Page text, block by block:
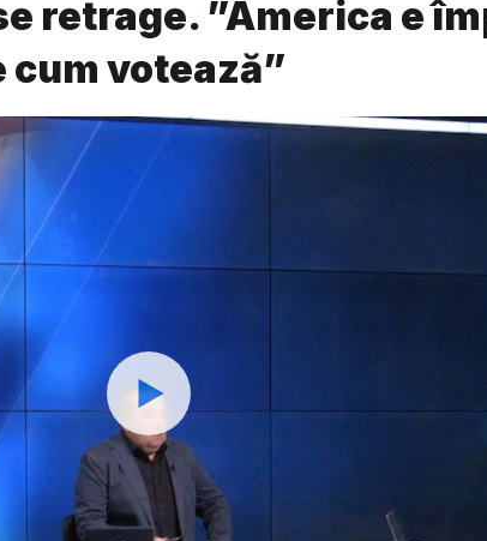
retrage. ”America e
votează”
Watch